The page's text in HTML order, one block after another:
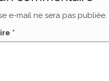
e-mail ne sera pas publiée.
*